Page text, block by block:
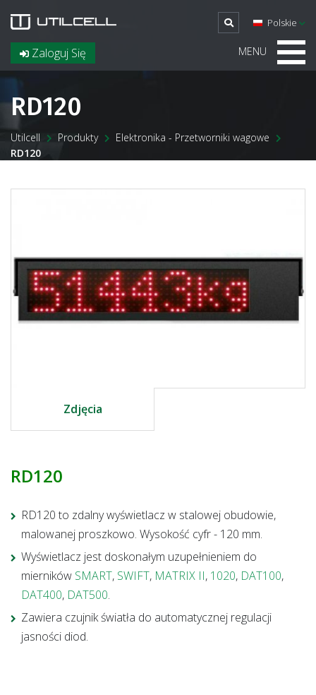
Zaloguj Się
Polskie
MENU
RD120
Utilcell Produkty
Elektronika - Przetworniki wagowe
RD120
Zdjęcia
RD120
RD120 to zdalny wyświetlacz w stalowej obudowie,
malowanej proszkowo. Wysokość cyfr - 120 mm.
Wyświetlacz jest doskonałym uzupełnieniem do
mierników SMART, SWIFT, MATRIX II, 1020, DAT100,
DAT400, DAT500.
Zawiera czujnik światła do automatycznej regulacji
jasności diod.